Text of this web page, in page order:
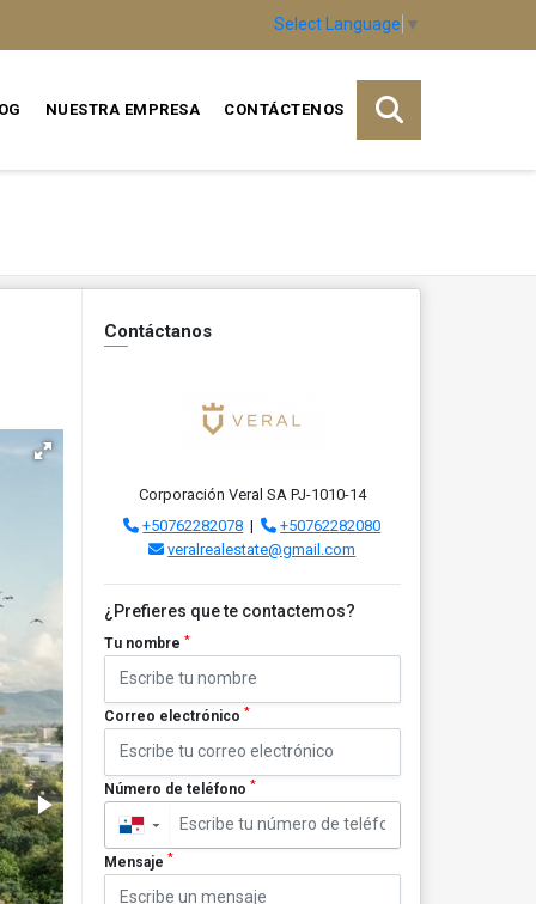
Select Language ▼
NUESTRA EMPRESA CONTÁCTENOS
Contáctanos
Corporación Veral SA PJ-1010-14
+50762282078 |
+50762282080
veralrealestate@gmail.com
¿Prefieres que te contactemos?
Tu nombre *
Correo electrónico *
Número de teléfono *
▼
Mensaje *